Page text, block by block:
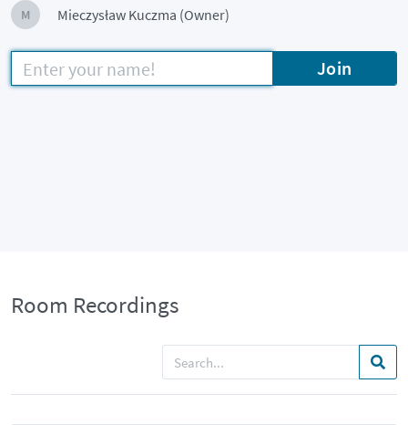
M Mieczysław Kuczma (Owner)
Join
Room Recordings